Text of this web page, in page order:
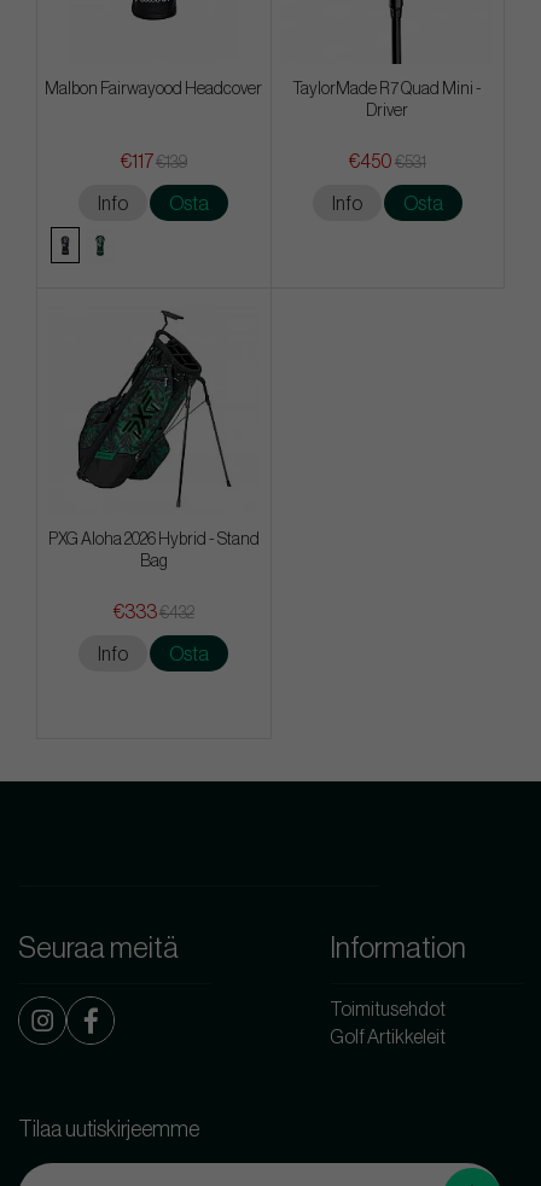
Malbon Fairwayood Headcover
€117€139
Info Osta
TaylorMade R7 Quad Mini -
Driver
€450 €531
Info Osta
PXG Aloha 2026 Hybrid - Stand
Bag
€333€432
Info Osta
Seuraa meitä Information
Toimitusehdot
Golf Artikkeleit
Tilaa uutiskirjeemme